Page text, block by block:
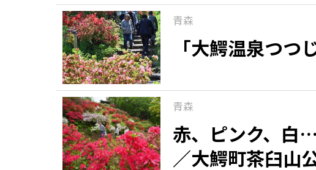
青森
「大鰐温泉つ
青森
赤、ピンク、白
／大鰐町茶臼山